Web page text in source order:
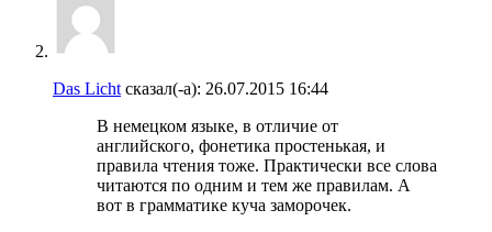
Das Licht сказал(-а): 26.07.2015 16:44
В немецком языке, в отличие от
английского, фонетика простенькая, и
правила чтения тоже. Практически все слова
читаются по одним и тем же правилам. А
вот в грамматике куча заморочек.